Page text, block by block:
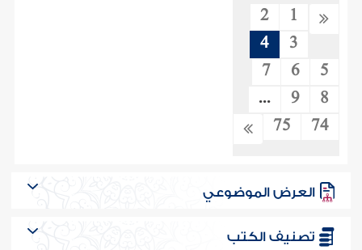
1
2
3
4
5
6
7
8
9
...
74
75
العرض الموضوعي
تصنيف الكتب